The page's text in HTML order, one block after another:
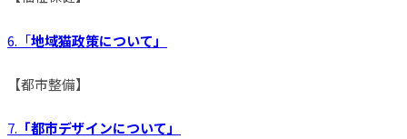
6.「地域猫政策について」
【都市整備】
7. 「都市デザインについて」